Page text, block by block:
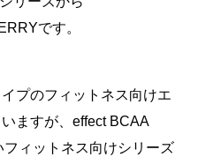
です。
プのフィットネス向けエ
ますが、effect BCAA
ィットネス向けシリーズ